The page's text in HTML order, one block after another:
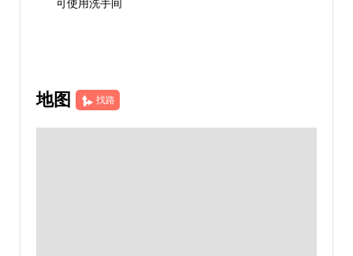
可使用洗手间
地图 找路